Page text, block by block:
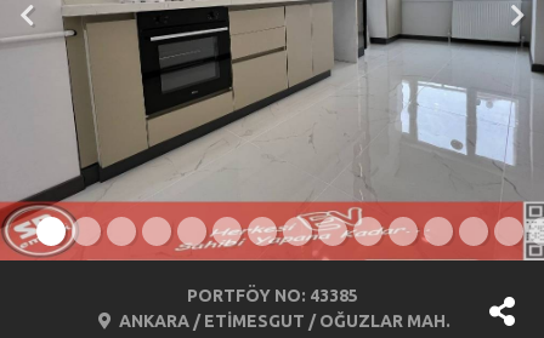
PORTFÖY NO: 43385
ANKARA / ETİMESGUT / OĞUZLAR MAH.